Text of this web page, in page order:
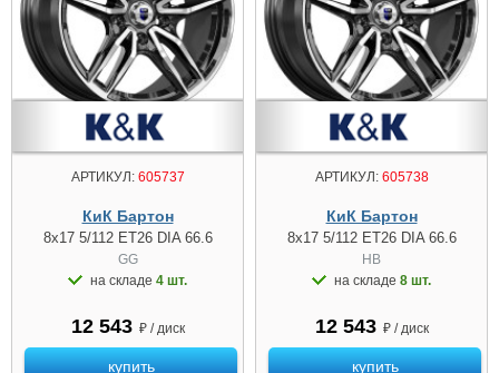
АРТИКУЛ:605737
КиК Бартон
8x17 5/112 ET26 DIA 66.6
GG
на складе 4 шт.
12 543 ₽ / диск
купить
АРТИКУЛ:605738
КиК Бартон
8x17 5/112 ET26 DIA 66.6
HB
на складе 8 шт.
12 543 ₽ / диск
купить